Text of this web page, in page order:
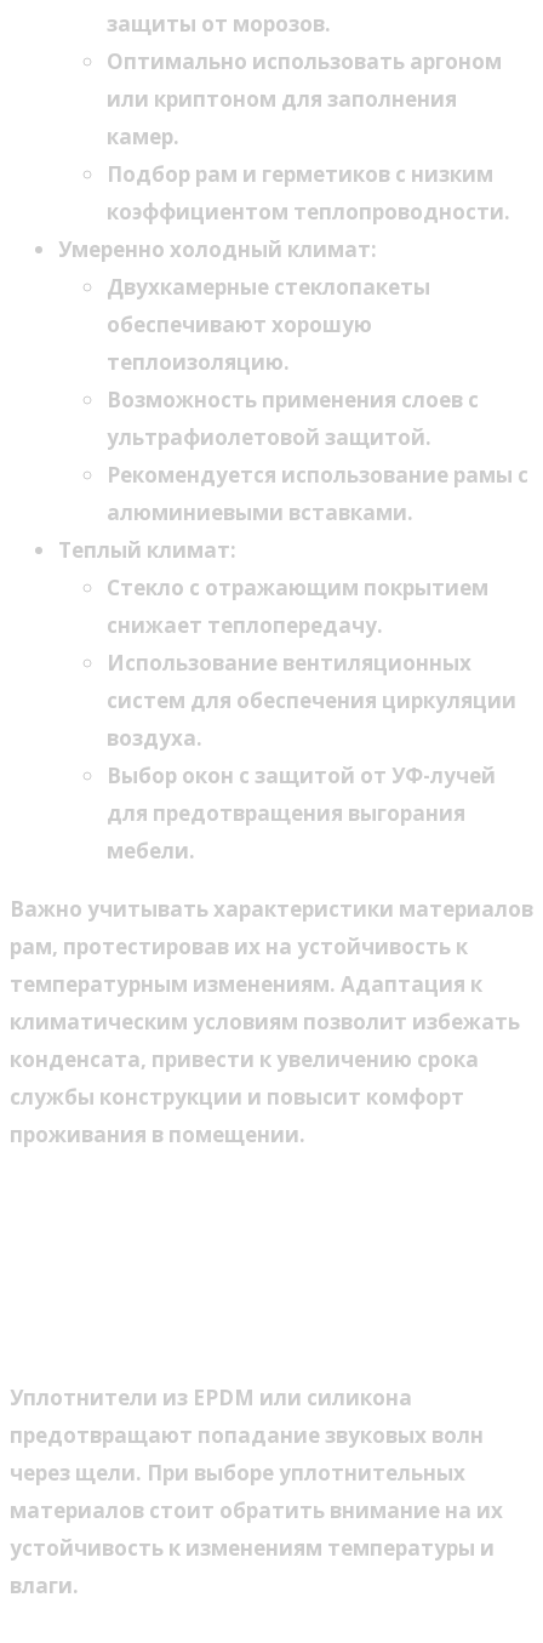
защиты от морозов.
Оптимально использовать аргоном
или криптоном для заполнения
камер.
Подбор рам и герметиков с низким
коэффициентом теплопроводности.
Умеренно холодный климат:
Двухкамерные стеклопакеты
обеспечивают хорошую
теплоизоляцию.
Возможность применения слоев с
ультрафиолетовой защитой.
Рекомендуется использование рамы с
алюминиевыми вставками.
Теплый климат:
Стекло с отражающим покрытием
снижает теплопередачу.
Использование вентиляционных
систем для обеспечения циркуляции
воздуха.
Выбор окон с защитой от УФ-лучей
для предотвращения выгорания
мебели.
Важно учитывать характеристики материалов
рам, протестировав их на устойчивость к
температурным изменениям. Адаптация к
климатическим условиям позволит избежать
конденсата, привести к увеличению срока
службы конструкции и повысит комфорт
проживания в помещении.
Уплотнители из EPDM или силикона
предотвращают попадание звуковых волн
через щели. При выборе уплотнительных
материалов стоит обратить внимание на их
устойчивость к изменениям температуры и
влаги.